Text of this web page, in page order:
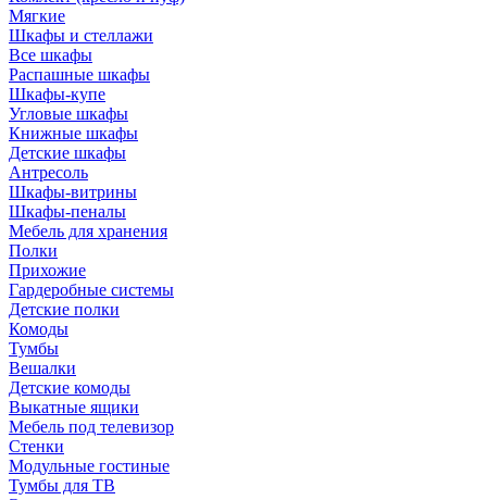
Мягкие
Шкафы и стеллажи
Все шкафы
Распашные шкафы
Шкафы-купе
Угловые шкафы
Книжные шкафы
Детские шкафы
Антресоль
Шкафы-витрины
Шкафы-пеналы
Мебель для хранения
Полки
Прихожие
Гардеробные системы
Детские полки
Комоды
Тумбы
Вешалки
Детские комоды
Выкатные ящики
Мебель под телевизор
Стенки
Модульные гостиные
Тумбы для ТВ